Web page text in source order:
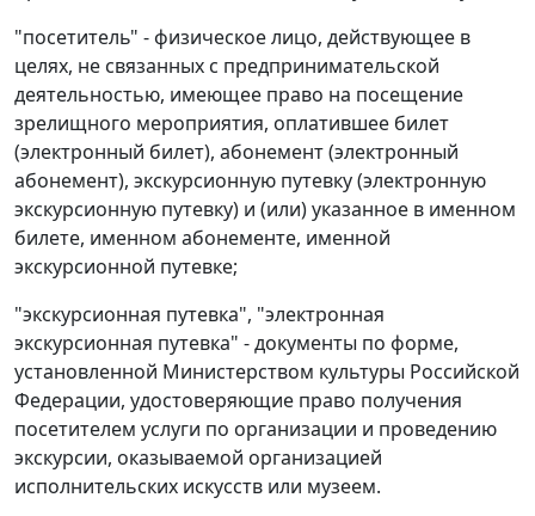
"посетитель" - физическое лицо, действующее в
целях, не связанных с предпринимательской
деятельностью, имеющее право на посещение
зрелищного мероприятия, оплатившее билет
(электронный билет), абонемент (электронный
абонемент), экскурсионную путевку (электронную
экскурсионную путевку) и (или) указанное в именном
билете, именном абонементе, именной
экскурсионной путевке;
"экскурсионная путевка", "электронная
экскурсионная путевка" - документы по форме,
установленной Министерством культуры Российской
Федерации, удостоверяющие право получения
посетителем услуги по организации и проведению
экскурсии, оказываемой организацией
исполнительских искусств или музеем.